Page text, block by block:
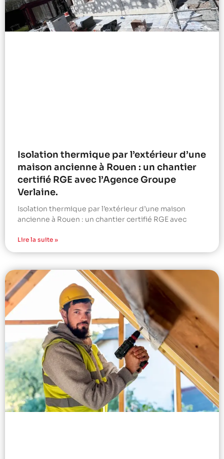
Isolation thermique par l’extérieur d’une
maison ancienne à Rouen : un chantier
certifié RGE avec l’Agence Groupe
Verlaine.
Isolation thermique par l’extérieur d’une maison
ancienne à Rouen : un chantier certifié RGE avec
Lire la suite »